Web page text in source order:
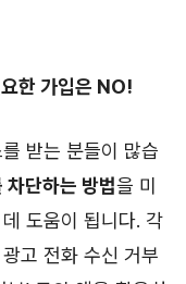
한 가입은 NO!
받는 분들이 많습
차단하는 방법을 미
도움이 됩니다. 각
고 전화 수신 거부